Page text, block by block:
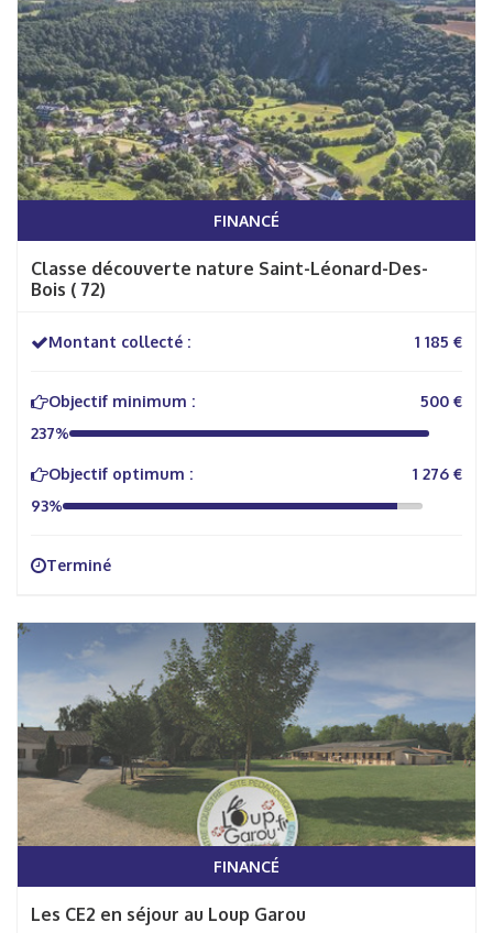
FINANCÉ
Classe découverte nature Saint-Léonard-Des-
Bois ( 72)
Montant collecté : 1 185 €
Objectif minimum :
500 €
237%
Objectif optimum :
1 276 €
93%
Terminé
FINANCÉ
Les CE2 en séjour au Loup Garou